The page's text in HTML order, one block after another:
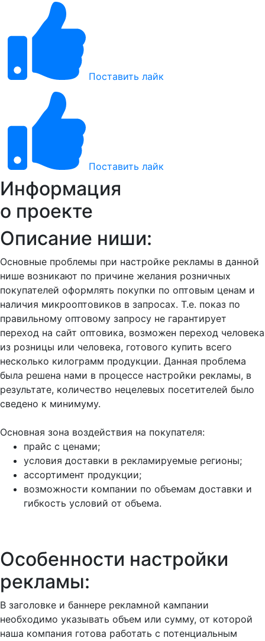
Поставить лайк
Поставить лайк
Информация
о проекте
Описание ниши:
Основные проблемы при настройке рекламы в данной
нише возникают по причине желания розничных
покупателей оформлять покупки по оптовым ценам и
наличия микрооптовиков в запросах. Т.е. показ по
правильному оптовому запросу не гарантирует
переход на сайт оптовика, возможен переход человека
из розницы или человека, готового купить всего
несколько килограмм продукции. Данная проблема
была решена нами в процессе настройки рекламы, в
результате, количество нецелевых посетителей было
сведено к минимуму.
Основная зона воздействия на покупателя:
прайс с ценами;
условия доставки в рекламируемые регионы;
ассортимент продукции;
возможности компании по объемам доставки и
гибкость условий от объема.
Особенности настройки
рекламы:
В заголовке и баннере рекламной кампании
необходимо указывать объем или сумму, от которой
наша компания готова работать с потенциальным